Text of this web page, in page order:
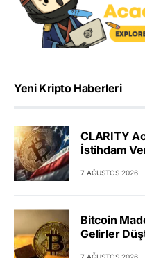
Yeni Kripto Haberleri
CLARITY
İstihdam
7 AĞUSTOS 2026
Bitcoin
Gelirler